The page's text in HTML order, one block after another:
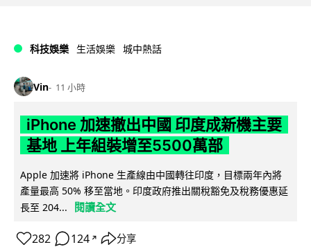
科技娛樂 生活娛樂 城中熱話
Vin 11 小時
iPhone 加速撤出中國 印度成新機主要
基地 上年組裝增至5500萬部
Apple 加速將 iPhone 生產線由中國轉往印度，目標兩年內將
產量最高 50% 移至當地。印度政府推出關稅豁免及稅務優惠延
長至 204...
閱讀全文
282 124 ↗ 分享